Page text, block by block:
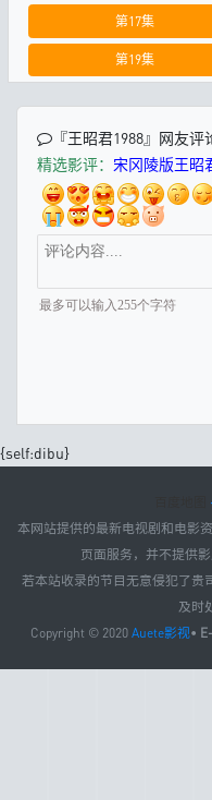
第17集
第19集
『王昭君1988』网友评
精选影评： 宋冈陵版王昭
{self:dibu}
·
本网站提供的最新电视剧和电影
页面服务，并不提供
若本站收录的节目无意侵犯了贵
及时
Copyright © 2020 Auete影视•